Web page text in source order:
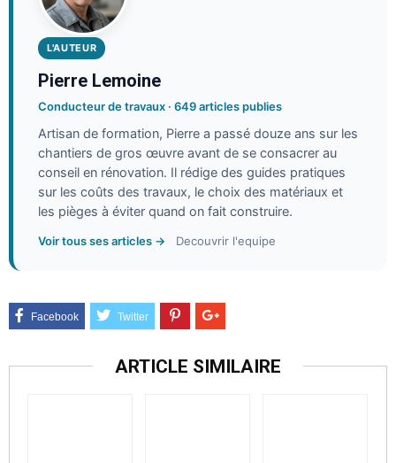
L'AUTEUR
Pierre Lemoine
Conducteur de travaux · 649 articles publies
Artisan de formation, Pierre a passé douze ans sur les
chantiers de gros œuvre avant de se consacrer au
conseil en rénovation. Il rédige des guides pratiques
sur les coûts des travaux, le choix des matériaux et
les pièges à éviter quand on fait construire.
Voir tous ses articles → Decouvrir l'equipe
ARTICLE SIMILAIRE